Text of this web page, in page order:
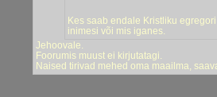
Kes saab endale Kristliku
inimesi või mis iganes.
Jehoovale.
Foorumis muust ei kirjutatagi.
Naised tirivad mehed oma maailma,